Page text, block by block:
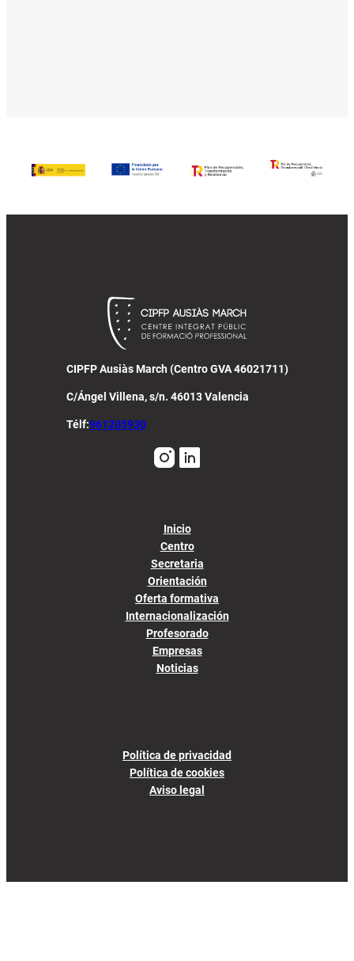
CIPFP Ausiàs March (Centro GVA 46021711)
C/Ángel Villena, s/n. 46013 Valencia
Télf:961205930
Inicio
Centro
Secretaria
Orientación
Oferta formativa
Internacionalización
Profesorado
Empresas
Noticias
Política de privacidad
Política de cookies
Aviso legal